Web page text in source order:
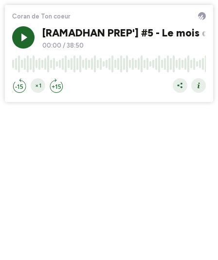
Coran de Ton coeur
[RAMADHAN PREP'] #5 - Le mois
00:00 / 38:50
×1